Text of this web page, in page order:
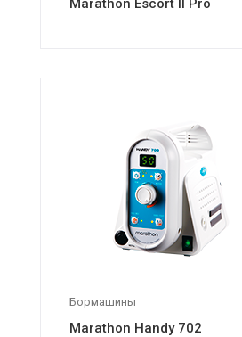
Marathon Escort II Pro
Бормашины
Marathon Handy 702